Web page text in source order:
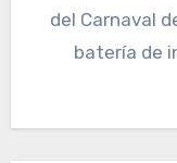
del Carnaval
batería de